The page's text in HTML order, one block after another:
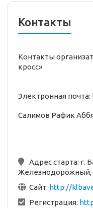
Контакты
Контакты
кросс»
Электронная
Салимов Рафик
Адрес старта: г.
Железнодорожный,
Сайт: http://
Регистрация: